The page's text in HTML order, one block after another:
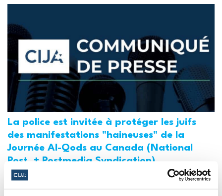
La police est invitée à protéger les juifs
des manifestations "haineuses" de la
Journée Al-Qods au Canada (National
Post, + Postmedia Syndication)
21 mars 2025